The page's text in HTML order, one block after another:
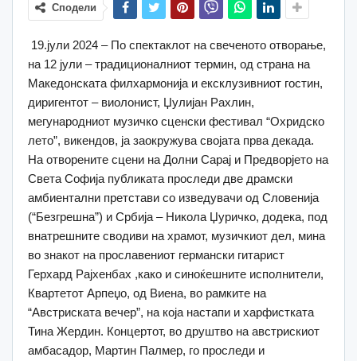
Сподели
19.јули 2024 – По спектаклот на свеченото отворање,
на 12 јули – традиционалниот термин, од страна на
Македонската филхармонија и ексклузивниот гостин,
диригентот – виолонист, Џулијан Рахлин,
мегународниот музичко сценски фестивал “Охридско
лето”, викендов, ја заокружува својата прва декада.
На отворените сцени на Долни Сарај и Предворјето на
Света Софија публиката проследи две драмски
амбиентални претстави со изведувачи од Словенија
(“Безгрешна”) и Србија – Никола Џуричко, додека, под
внатрешните сводиви на храмот, музичкиот дел, мина
во знакот на прославениот германски гитарист
Герхард Рајхенбах ,како и синоќeшните исполнители,
Квартетот Арпеџо, од Виена, во рамките на
“Австриската вечер”, на која настапи и харфистката
Тина Жердин. Концертот, во друштво на австрискиот
амбасадор, Мартин Палмер, го проследи и